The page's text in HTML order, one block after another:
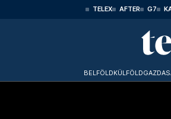
TELEX AFTER G7
BELFÖLDKÜLFÖLD